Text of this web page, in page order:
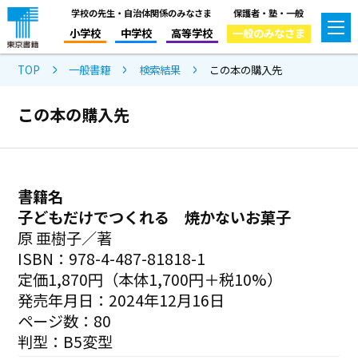
学校の先生・自治体関係のみなさま
小学校 中学校 高等学校
保護者・塾・一般
一般のみなさま
TOP 一般書籍 検索結果 この本の購入先
この本の購入先
書籍名
子どもだけでつくれる 焼かないお菓子
原 亜樹子／著
ISBN：978-4-487-81818-1
定価1,870円（本体1,700円＋税10%）
発売年月日：2024年12月16日
ページ数：80
判型：B5変型